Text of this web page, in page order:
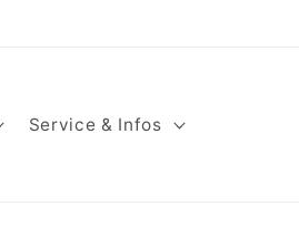
Service & Infos